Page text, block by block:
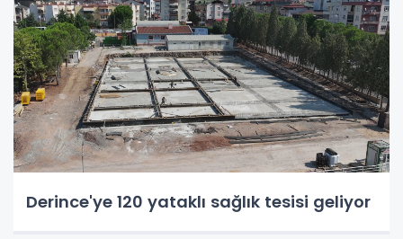
Derince'ye 120 yataklı sağlık tesisi geliyor